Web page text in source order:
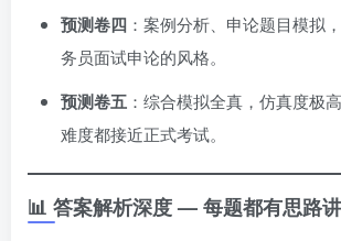
预测卷四 ：案例分析、申论题目模拟
务员面试申论的风格。
预测卷五 ：综合模拟全真，仿真度极
难度都接近正式考试。
📊 答案解析深度 — 每题都有思路